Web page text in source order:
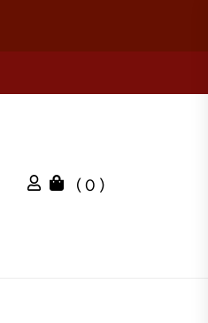
( 0 )